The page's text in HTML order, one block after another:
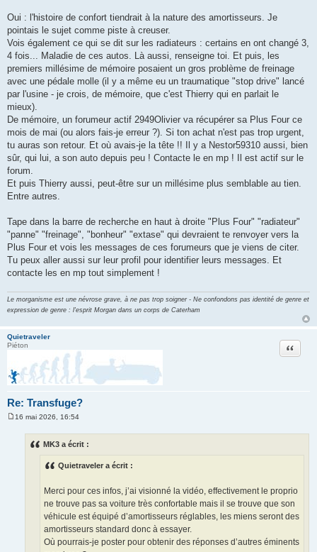
Oui : l'histoire de confort tiendrait à la nature des amortisseurs. Je
pointais le sujet comme piste à creuser.
Vois également ce qui se dit sur les radiateurs : certains en ont changé 3,
4 fois... Maladie de ces autos. Là aussi, renseigne toi. Et puis, les
premiers millésime de mémoire posaient un gros problème de freinage
avec une pédale molle (il y a même eu un traumatique "stop drive" lancé
par l'usine - je crois, de mémoire, que c'est Thierry qui en parlait le
mieux).
De mémoire, un forumeur actif 2949Olivier va récupérer sa Plus Four ce
mois de mai (ou alors fais-je erreur ?). Si ton achat n'est pas trop urgent,
tu auras son retour. Et où avais-je la tête !! Il y a Nestor59310 aussi, bien
sûr, qui lui, a son auto depuis peu ! Contacte le en mp ! Il est actif sur le
forum.
Et puis Thierry aussi, peut-être sur un millésime plus semblable au tien.
Entre autres.
Tape dans la barre de recherche en haut à droite "Plus Four" "radiateur"
"panne" "freinage", "bonheur" "extase" qui devraient te renvoyer vers la
Plus Four et vois les messages de ces forumeurs que je viens de citer.
Tu peux aller aussi sur leur profil pour identifier leurs messages. Et
contacte les en mp tout simplement !
Le morganisme est une névrose grave, à ne pas trop soigner - Ne confondons pas identité de genre et
expression de genre : l'esprit Morgan dans un corps de Caterham
Quietraveler
Piéton
Re: Transfuge?
Citation
16 mai 2026, 16:54
MK3 a écrit :
Quietraveler a écrit :
Merci pour ces infos, j’ai visionné la vidéo, effectivement le proprio
ne trouve pas sa voiture très confortable mais il se trouve que son
véhicule est équipé d’amortisseurs réglables, les miens seront des
amortisseurs standard donc à essayer.
Où pourrais-je poster pour obtenir des réponses d’autres éminents